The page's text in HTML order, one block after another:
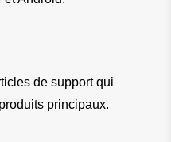
de support qui
principaux.